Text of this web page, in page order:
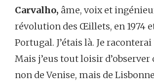
Carvalho, âme, voix et
révolution des Œillets, en 1974 et
Portugal. J’étais là. Je
Mais j’eus tout loisir d’observer
non de Venise, mais de